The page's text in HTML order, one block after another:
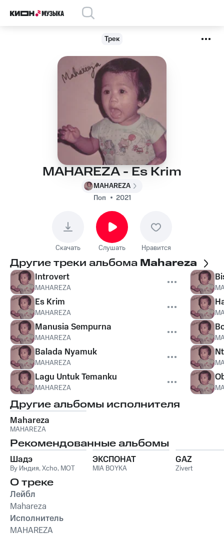
Трек
MAHAREZA - Es Krim
MAHAREZA
Поп
2021
Скачать Слушать Нравится
Другие треки альбома Mahareza
Introvert
MAHAREZA
Es Krim
MAHAREZA
Manusia Sempurna
MAHAREZA
Balada Nyamuk
MAHAREZA
Lagu Untuk Temanku
MAHAREZA
Другие альбомы исполнителя
Mahareza
MAHAREZA
Рекомендованные альбомы
Шадэ
By Индия,Xcho, MOT
ЭКСПОНАТ
MIA BOYKA
GAZ
Zivert
О треке
Лейбл
Mahareza
Исполнитель
MAHAREZA